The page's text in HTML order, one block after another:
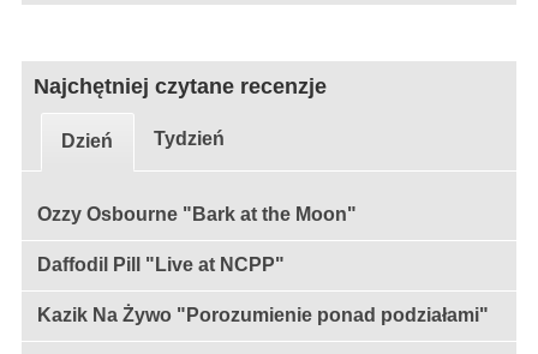
Najchętniej czytane recenzje
Dzień Tydzień
Ozzy Osbourne "Bark at the Moon"
Daffodil Pill "Live at NCPP"
Kazik Na Żywo "Porozumienie ponad podziałami"